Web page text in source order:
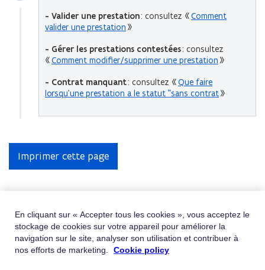
- Valider une prestation: consultez «Comment
valider une prestation »
- Gérer les prestations contestées: consultez
«Comment modifier/supprimer une prestation »
- Contrat manquant: consultez «Que faire
lorsqu'une prestation a le statut "sans contrat»
Imprimer cette page
Obtenir de l'aide
Vous ne trouvez pas ce que vous cherchez ?
Contactez-nous
En cliquant sur « Accepter tous les cookies », vous acceptez le
stockage de cookies sur votre appareil pour améliorer la
navigation sur le site, analyser son utilisation et contribuer à
nos efforts de marketing.
Cookie policy